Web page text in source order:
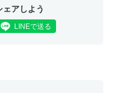
アしよう
LINEで送る